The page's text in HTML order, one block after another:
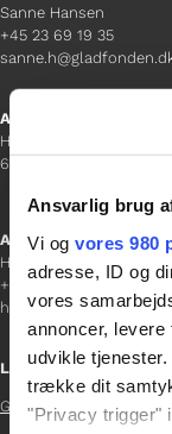
Ansvarlig brug
Vi og vores 980
adresse, ID og
vores
annoncer, levere
udvikle
trække dit
"Privacy trigger"
Sanne Hansen
+45 23 69 19 35
Aabenraa
H P Hanssens Gade 23,
6200 Aabenraa
Afdelingschef
Helene Teichert
+45 29 37 32 41
Links
Glad Fonden